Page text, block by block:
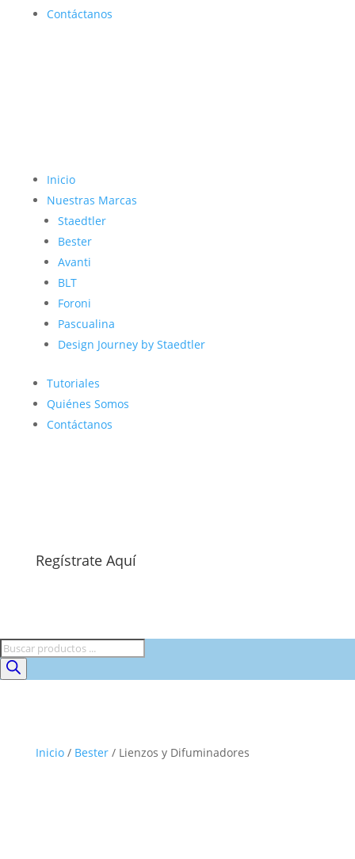
Contáctanos
Inicio
Nuestras Marcas
Staedtler
Bester
Avanti
BLT
Foroni
Pascualina
Design Journey by Staedtler
Tutoriales
Quiénes Somos
Contáctanos
Regístrate Aquí
Búsqueda
de
productos
Inicio/ Bester/ Lienzos y Difuminadores